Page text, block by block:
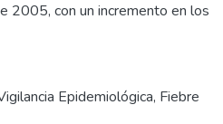
2005, con un incremento en los
Epidemiológica, Fiebre